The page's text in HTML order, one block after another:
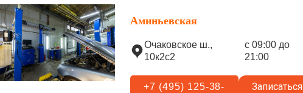
Аминьевская
Очаковское ш.,
10к2с2
с 09:00 до
21:00
+7 (495) 125-38-
Записаться